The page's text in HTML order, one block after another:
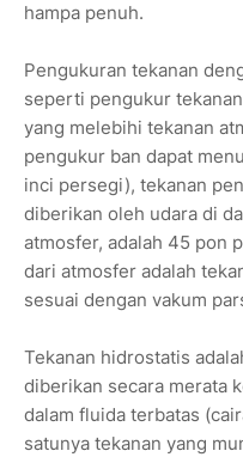
hampa penuh.
Pengukuran tekanan
seperti pengukur
yang melebihi tekanan
pengukur ban dapat
inci persegi), tekanan
diberikan oleh udara di
atmosfer, adalah 45 pon
dari atmosfer adalah
sesuai dengan vakum
Tekanan hidrostatis
diberikan secara merata
dalam fluida terbatas
satunya tekanan yang